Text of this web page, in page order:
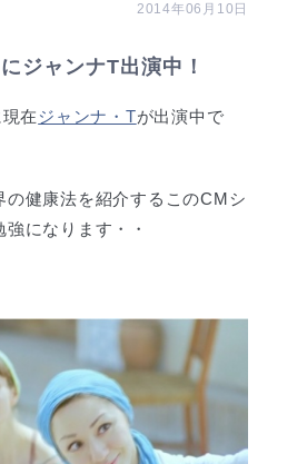
2014年06月10日
ジャンナT出演中！
在ジャンナ・Tが出演中で
の健康法を紹介するこのCMシ
になります・・